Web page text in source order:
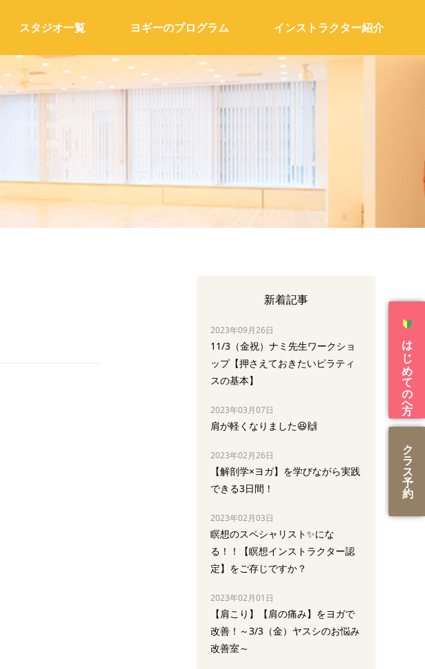
スタジオ一覧 ヨギーのプログラム インストラクター紹介
新着記事
2023年09月26日
11/3（金祝）ナミ先生ワークショ
ップ【押さえておきたいピラティ
スの基本】
2023年03月07日
肩が軽くなりました😆🙌
2023年02月26日
【解剖学×ヨガ】を学びながら実践
できる3日間！
2023年02月03日
瞑想のスペシャリスト✨にな
る！！【瞑想インストラクター認
定】をご存じですか？
2023年02月01日
【肩こり】【肩の痛み】をヨガで
改善！～3/3（金）ヤスシのお悩み
改善室～
はじめての方へ
ク
ラ
ス
予
約